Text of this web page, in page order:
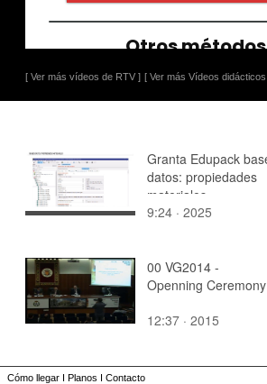
[ Ver más vídeos de RTV ] [ Ver más Vídeos
Granta Edupack
datos: propiedades
materiales
9:24 · 2025
00 VG2014 -
Openning Ceremony
12:37 · 2015
Cómo llegar I Planos I Contacto